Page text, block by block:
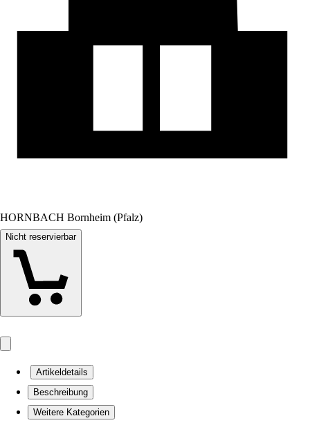
HORNBACH Bornheim (Pfalz)
Nicht reservierbar
Artikeldetails
Beschreibung
Weitere Kategorien